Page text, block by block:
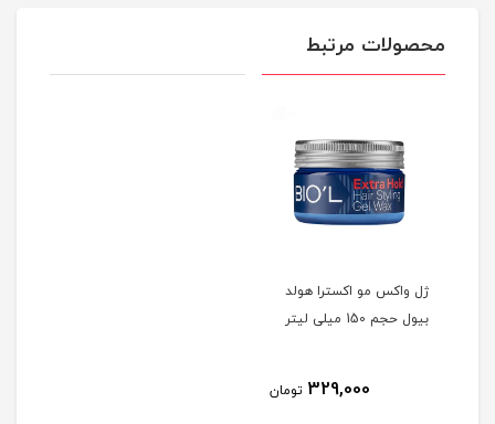
محصولات مرتبط
ژل واکس مو اکسترا هولد
بیول حجم 150 میلی لیتر
329,000 تومان